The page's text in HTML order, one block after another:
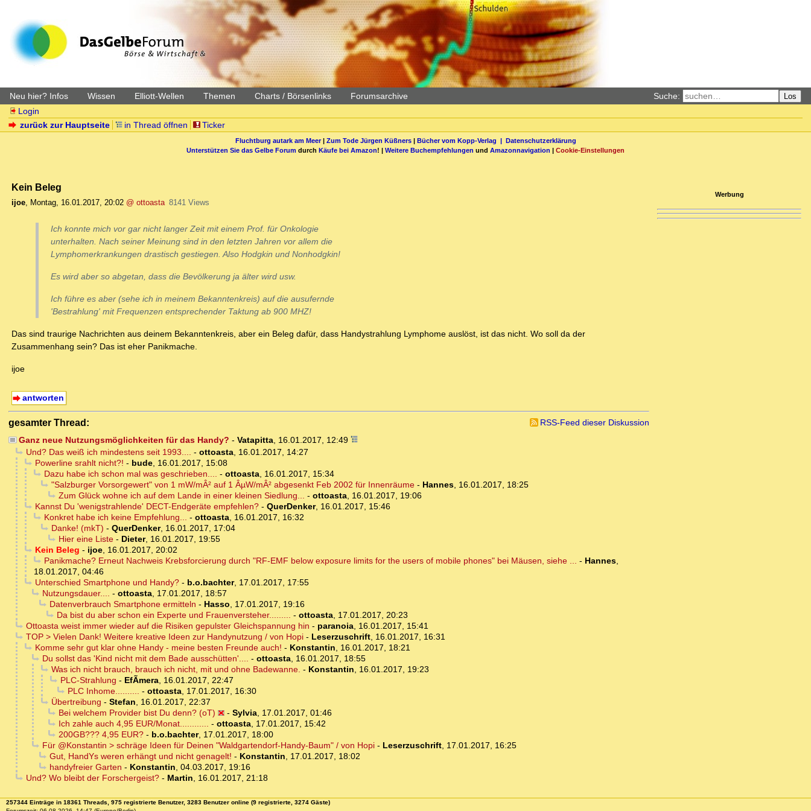
Neu hier? Infos Wissen Elliott-Wellen Themen Charts / Börsenlinks Forumsarchive Suche: Los
Login
zurück zur Hauptseite
in Thread öffnen Ticker
Fluchtburg autark am Meer| Zum Tode Jürgen Küßners| Bücher vom Kopp-Verlag | Datenschutzerklärung
Unterstützen Sie das Gelbe Forum durch Käufe bei Amazon! | Weitere Buchempfehlungen und Amazonnavigation | Cookie-Einstellungen
Kein Beleg
ijoe, Montag, 16.01.2017, 20:02 @ ottoasta 8141 Views
Ich konnte mich vor gar nicht langer Zeit mit einem Prof. für Onkologie
unterhalten. Nach seiner Meinung sind in den letzten Jahren vor allem die
Lymphomerkrankungen drastisch gestiegen. Also Hodgkin und Nonhodgkin!
Es wird aber so abgetan, dass die Bevölkerung ja älter wird usw.
Ich führe es aber (sehe ich in meinem Bekanntenkreis) auf die ausufernde
'Bestrahlung' mit Frequenzen entsprechender Taktung ab 900 MHZ!
Das sind traurige Nachrichten aus deinem Bekanntenkreis, aber ein Beleg dafür, dass Handystrahlung Lymphome auslöst, ist das nicht. Wo soll da der
Zusammenhang sein? Das ist eher Panikmache.
ijoe
antworten
gesamter Thread:
RSS-Feed dieser Diskussion
Ganz neue Nutzungsmöglichkeiten für das Handy? - Vatapitta, 16.01.2017, 12:49
Und? Das weiß ich mindestens seit 1993.... - ottoasta, 16.01.2017, 14:27
Powerline srahlt nicht?! - bude, 16.01.2017, 15:08
Dazu habe ich schon mal was geschrieben.... - ottoasta, 16.01.2017, 15:34
"Salzburger Vorsorgewert" von 1 mW/mÂ² auf 1 ÂµW/mÂ² abgesenkt Feb 2002 für Innenräume- Hannes, 16.01.2017, 18:25
Zum Glück wohne ich auf dem Lande in einer kleinen Siedlung... - ottoasta, 16.01.2017, 19:06
Kannst Du 'wenigstrahlende' DECT-Endgeräte empfehlen?- QuerDenker, 16.01.2017, 15:46
Konkret habe ich keine Empfehlung... - ottoasta, 16.01.2017, 16:32
Danke! (mkT) - QuerDenker, 16.01.2017, 17:04
Hier eine Liste- Dieter, 16.01.2017, 19:55
Kein Beleg - ijoe, 16.01.2017, 20:02
Panikmache? Erneut Nachweis Krebsforcierung durch "RF-EMF below exposure limits for the users of mobile phones" bei Mäusen, siehe ... - Hannes,
18.01.2017, 04:46
Unterschied Smartphone und Handy?- b.o.bachter, 17.01.2017, 17:55
Nutzungsdauer.... - ottoasta, 17.01.2017, 18:57
Datenverbrauch Smartphone ermitteln - Hasso, 17.01.2017, 19:16
Da bist du aber schon ein Experte und Frauenversteher......... - ottoasta, 17.01.2017, 20:23
Ottoasta weist immer wieder auf die Risiken gepulster Gleichspannung hin - paranoia, 16.01.2017, 15:41
TOP > Vielen Dank! Weitere kreative Ideen zur Handynutzung / von Hopi- Leserzuschrift, 16.01.2017, 16:31
Komme sehr gut klar ohne Handy - meine besten Freunde auch! - Konstantin, 16.01.2017, 18:21
Du sollst das 'Kind nicht mit dem Bade ausschütten'.... - ottoasta, 16.01.2017, 18:55
Was ich nicht brauch, brauch ich nicht, mit und ohne Badewanne. - Konstantin, 16.01.2017, 19:23
PLC-Strahlung - EfÃ­mera, 16.01.2017, 22:47
PLC Inhome.......... - ottoasta, 17.01.2017, 16:30
Übertreibung - Stefan, 16.01.2017, 22:37
Bei welchem Provider bist Du denn? (oT)
- Sylvia, 17.01.2017, 01:46
Ich zahle auch 4,95 EUR/Monat............ - ottoasta, 17.01.2017, 15:42
200GB??? 4,95 EUR?- b.o.bachter, 17.01.2017, 18:00
Für @Konstantin > schräge Ideen für Deinen "Waldgartendorf-Handy-Baum" / von Hopi- Leserzuschrift, 17.01.2017, 16:25
Gut, HandYs weren erhängt und nicht genagelt! - Konstantin, 17.01.2017, 18:02
handyfreier Garten - Konstantin, 04.03.2017, 19:16
Und? Wo bleibt der Forschergeist?- Martin, 16.01.2017, 21:18
Werbung
257344 Einträge in 18361 Threads, 975 registrierte Benutzer, 3283 Benutzer online (9 registrierte, 3274 Gäste)